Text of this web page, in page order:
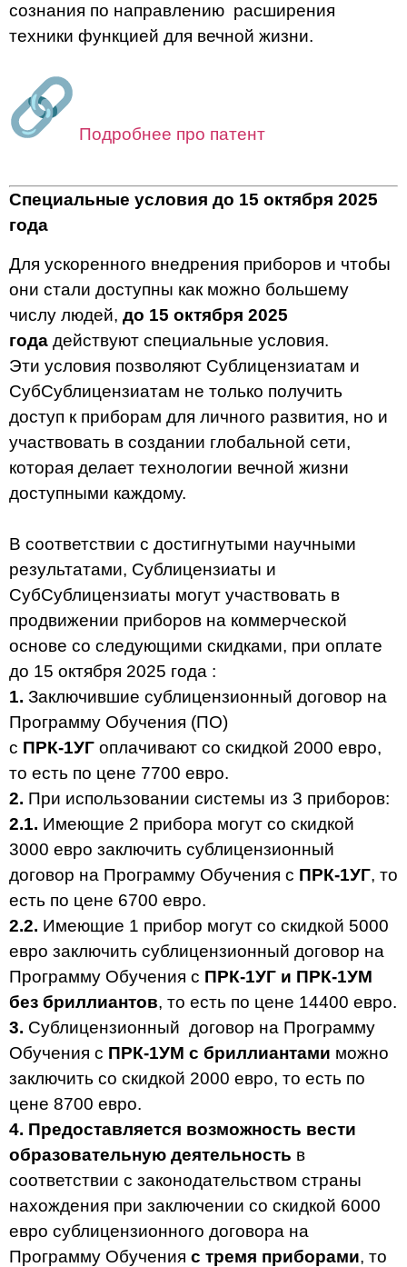
сознания по направлению расширения
техники функцией для вечной жизни.
Подробнее про патент
Специальные условия до 15 октября 2025
года
Для ускоренного внедрения приборов и чтобы
они стали доступны как можно большему
числу людей, до 15 октября 2025
года действуют специальные условия.
Эти условия позволяют Сублицензиатам и
СубСублицензиатам не только получить
доступ к приборам для личного развития, но и
участвовать в создании глобальной сети,
которая делает технологии вечной жизни
доступными каждому.
В соответствии с достигнутыми научными
результатами, Сублицензиаты и
СубСублицензиаты могут участвовать в
продвижении приборов на коммерческой
основе со следующими скидками, при оплате
до 15 октября 2025 года :
1. Заключившие сублицензионный договор на
Программу Обучения (ПО)
с ПРК-1УГ оплачивают со скидкой 2000 евро,
то есть по цене 7700 евро.
2. При использовании системы из 3 приборов:
2.1. Имеющие 2 прибора могут со скидкой
3000 евро заключить сублицензионный
договор на Программу Обучения с ПРК-1УГ, то
есть по цене 6700 евро.
2.2. Имеющие 1 прибор могут со скидкой 5000
евро заключить сублицензионный договор на
Программу Обучения с ПРК-1УГ и ПРК-1УМ
без бриллиантов, то есть по цене 14400 евро.
3. Сублицензионный договор на Программу
Обучения с ПРК-1УМ с бриллиантами можно
заключить со скидкой 2000 евро, то есть по
цене 8700 евро.
4. Предоставляется возможность вести
образовательную деятельность в
соответствии с законодательством страны
нахождения при заключении со скидкой 6000
евро сублицензионного договора на
Программу Обучения с тремя приборами, то